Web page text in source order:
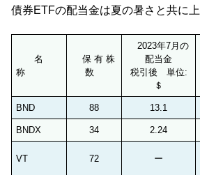
債券ETFの配当金は夏の暑さと共に
名
称
保 有 株
数
2023年7月の
配当金
税引後 単位:
＄
BND 88 13.1
BNDX 34 2.24
VT 72 ー